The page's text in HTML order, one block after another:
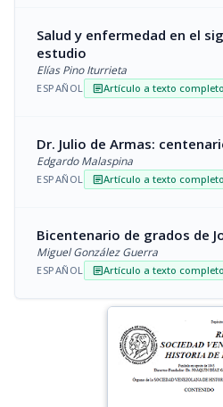
Salud y enfermedad en el
estudio
Elías Pino Iturrieta
ESPAÑOL articleArtículo a texto completo
Dr. Julio de Armas:
Edgardo Malaspina
ESPAÑOL articleArtículo a texto completo
Bicentenario de grados de
Miguel González Guerra
ESPAÑOL articleArtículo a texto completo